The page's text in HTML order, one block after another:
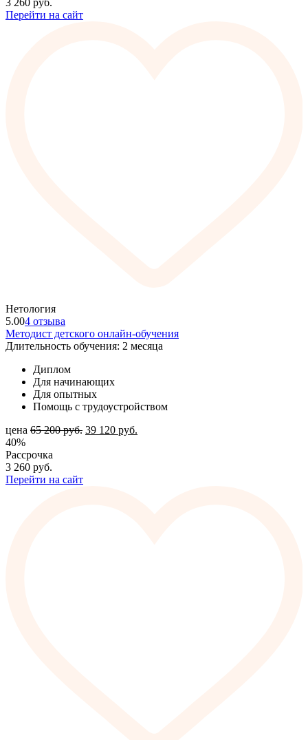
3 260 руб.
Перейти на сайт
Нетология
5.004 отзыва
Методист детского онлайн-обучения
Длительность обучения: 2 месяца
Диплом
Для начинающих
Для опытных
Помощь с трудоустройством
цена 65 200руб. 39 120 руб.
40%
Рассрочка
3 260 руб.
Перейти на сайт